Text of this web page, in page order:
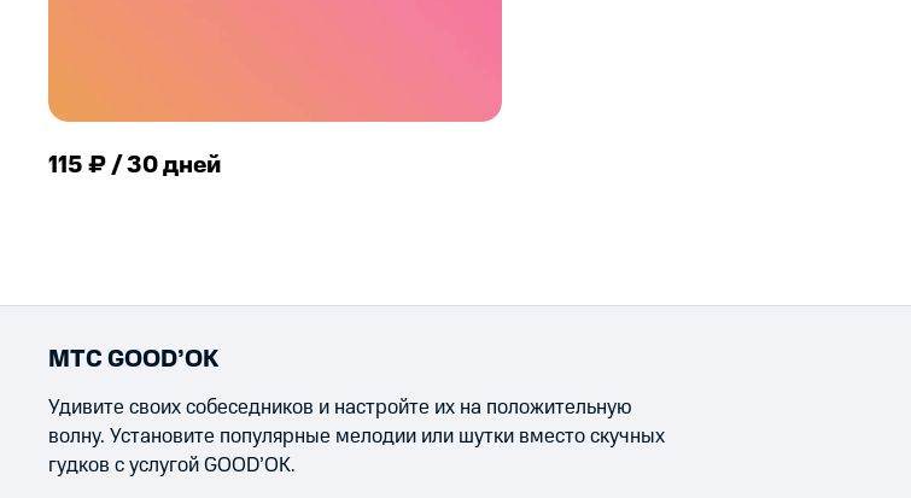
115 ₽ / 30 дней
МТС GOOD’OK
Удивите своих собеседников и настройте их на положительную
волну. Установите популярные мелодии или шутки вместо скучных
гудков с услугой GOOD’OK.